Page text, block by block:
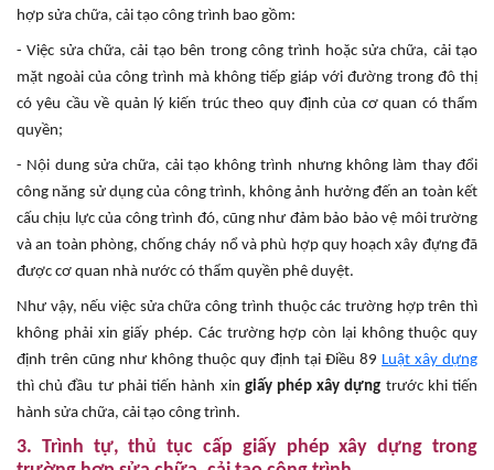
hợp sửa chữa, cải tạo công trình bao gồm:
- Việc sửa chữa, cải tạo bên trong công trình hoặc sửa chữa, cải tạo
mặt ngoài của công trình mà không tiếp giáp với đường trong đô thị
có yêu cầu về quản lý kiến trúc theo quy định của cơ quan có thẩm
quyền;
- Nội dung sửa chữa, cải tạo không trình nhưng không làm thay đổi
công năng sử dụng của công trình, không ảnh hưởng đến an toàn kết
cấu chịu lực của công trình đó, cũng như đảm bảo bảo vệ môi trường
và an toàn phòng, chống cháy nổ và phù hợp quy hoạch xây đựng đã
được cơ quan nhà nước có thẩm quyền phê duyệt.
Như vậy, nếu việc sửa chữa công trình thuộc các trường hợp trên thì
không phải xin giấy phép. Các trường hợp còn lại không thuộc quy
định trên cũng như không thuộc quy định tại Điều 89 Luật xây dựng
thì chủ đầu tư phải tiến hành xin giấy phép xây dựng trước khi tiến
hành sửa chữa, cải tạo công trình.
3. Trình tự, thủ tục cấp giấy phép xây dựng trong